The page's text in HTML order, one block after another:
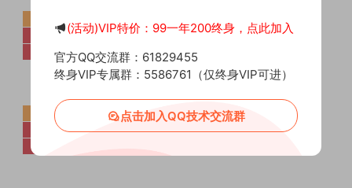
(活动)VIP特价：99一年200终身，点此加入
官方QQ交流群：61829455
终身VIP专属群：5586761（仅终身VIP可进）
点击加入QQ技术交流群